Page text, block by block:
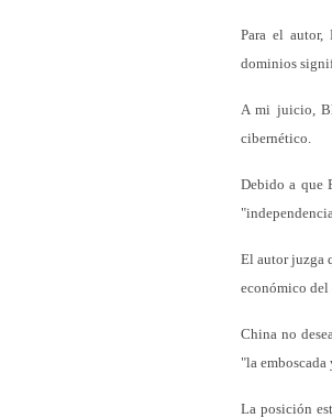
Para el
dominios
A mi juicio,
cibernético.
Debido a que
El autor juzga
económico del
China no
"la
La posición